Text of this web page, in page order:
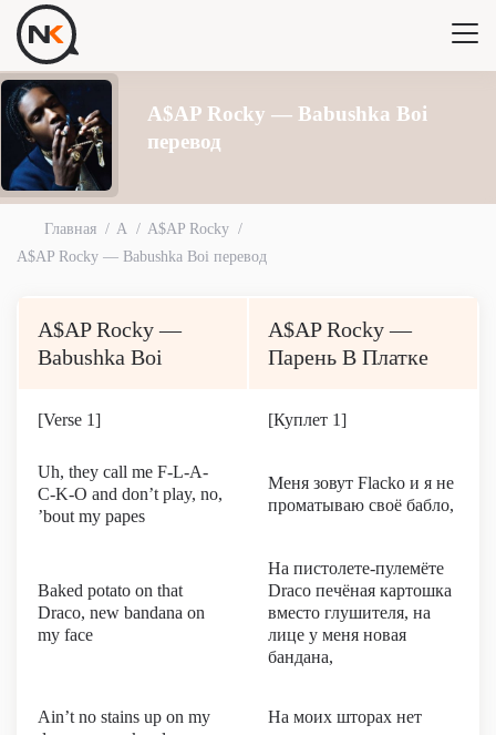
A$AP Rocky — Babushka Boi
перевод
Главная A
A$AP Rocky
A$AP Rocky — Babushka Boi перевод
A$AP Rocky —
Babushka Boi
A$AP Rocky —
Парень В Платке
[Verse 1] [Куплет 1]
Uh, they call me F-L-A-
C-K-O and don’t play, no,
’bout my papes
Меня зовут Flacko и я не
проматываю своё бабло,
Baked potato on that
Draco, new bandana on
my face
На пистолете-пулемёте
Draco печёная картошка
вместо глушителя, на
лице у меня новая
бандана,
Ain’t no stains up on my
На моих шторах нет